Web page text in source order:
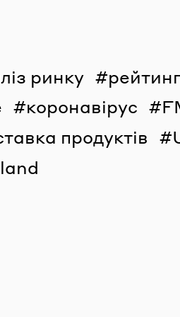
ринку
коронавірус
продуктів